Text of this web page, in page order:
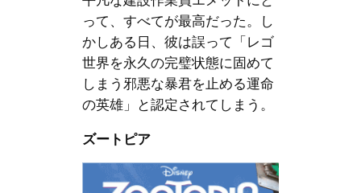
って、すべてが最高だった。し
かしある日、彼は誤って「レゴ
世界を永久の完璧状態に固めて
しまう邪悪な暴君を止める運命
の英雄」と認定されてしまう。
ズートピア